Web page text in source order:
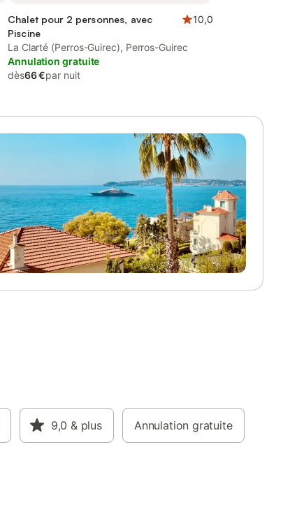
Chalet pour 2 personnes, avec
Piscine
10,0
La Clarté (Perros-Guirec), Perros-Guirec
Annulation gratuite
dès66 €par nuit
9,0 & plus Annulation gratuite